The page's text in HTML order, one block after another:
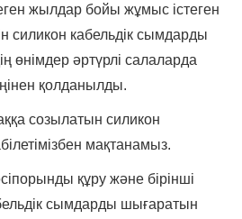
жылдар бойы жұмыс істеген
силикон кабельдік сымдарды
өнімдер әртүрлі салаларда
қолданылды.
созылатын силикон
мақтанамыз.
құру және бірінші
сымдарды шығаратын